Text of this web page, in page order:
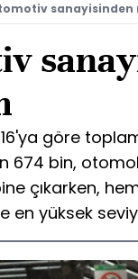
sanayisinden
göre
674 bin,
çıkarken,
yüksek